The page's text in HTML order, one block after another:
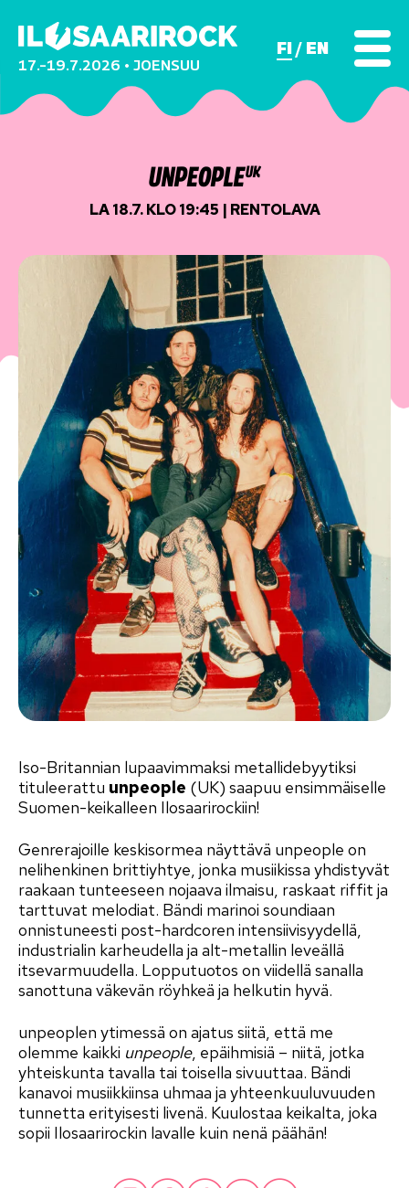
17.–19.7.2026 • JOENSUU
FI EN
UNPEOPLEUK
LA 18.7. KLO 19:45 | RENTOLAVA
Iso-Britannian lupaavimmaksi metallidebyytiksi
tituleerattu unpeople (UK) saapuu ensimmäiselle
Suomen-keikalleen Ilosaarirockiin!
Genrerajoille keskisormea näyttävä unpeople on
nelihenkinen brittiyhtye, jonka musiikissa yhdistyvät
raakaan tunteeseen nojaava ilmaisu, raskaat riffit ja
tarttuvat melodiat. Bändi marinoi soundiaan
onnistuneesti post-hardcoren intensiivisyydellä,
industrialin karheudella ja alt-metallin leveällä
itsevarmuudella. Lopputuotos on viidellä sanalla
sanottuna väkevän röyhkeä ja helkutin hyvä.
unpeoplen ytimessä on ajatus siitä, että me
olemme kaikki unpeople, epäihmisiä – niitä, jotka
yhteiskunta tavalla tai toisella sivuuttaa. Bändi
kanavoi musiikkiinsa uhmaa ja yhteenkuuluvuuden
tunnetta erityisesti livenä. Kuulostaa keikalta, joka
sopii Ilosaarirockin lavalle kuin nenä päähän!